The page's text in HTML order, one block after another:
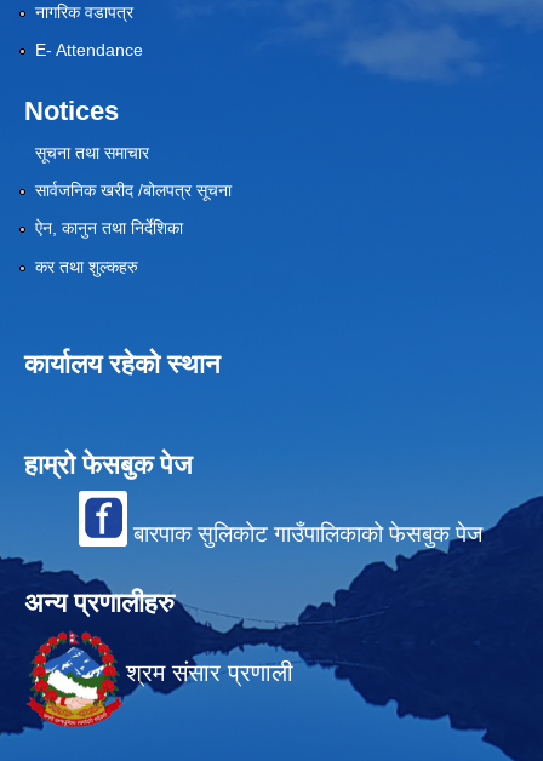
नागरिक वडापत्र
E- Attendance
Notices
सूचना तथा समाचार
सार्वजनिक खरीद /बोलपत्र सूचना
ऐन, कानुन तथा निर्देशिका
कर तथा शुल्कहरु
कार्यालय रहेको स्थान
हाम्रो फेसबुक पेज
बारपाक सुलिकोट गाउँपालिकाको फेसबुक पेज
अन्य प्रणालीहरु
श्रम संसार प्रणाली